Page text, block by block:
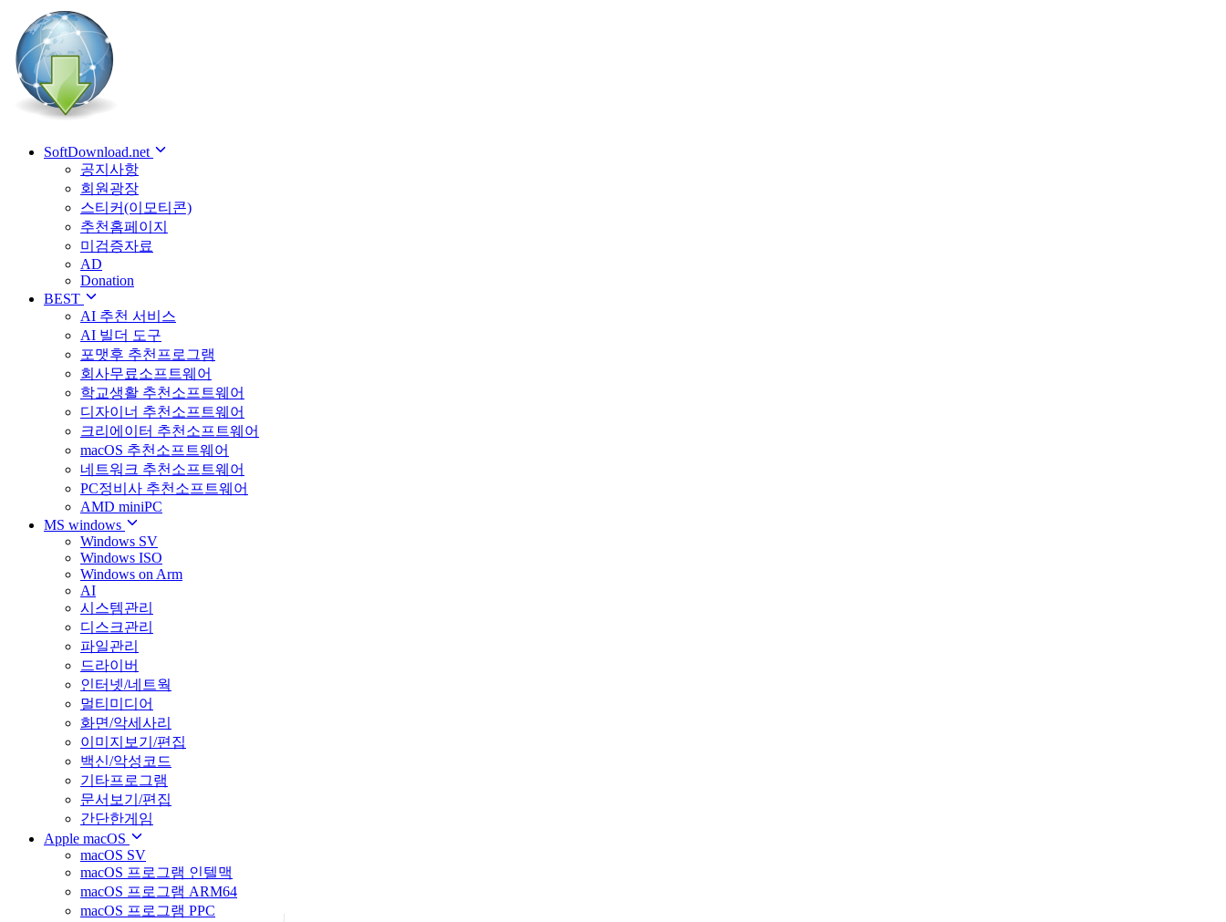
SoftDownload.net
공지사항
회원광장
스티커(이모티콘)
추천홈페이지
미검증자료
AD
Donation
BEST
AI 추천 서비스
AI 빌더 도구
포맷후 추천프로그램
회사무료소프트웨어
학교생활 추천소프트웨어
디자이너 추천소프트웨어
크리에이터 추천소프트웨어
macOS 추천소프트웨어
네트워크 추천소프트웨어
PC정비사 추천소프트웨어
AMD miniPC
MS windows
Windows SV
Windows ISO
Windows on Arm
AI
시스템관리
디스크관리
파일관리
드라이버
인터넷/네트웍
멀티미디어
화면/악세사리
이미지보기/편집
백신/악성코드
기타프로그램
문서보기/편집
간단한게임
Apple macOS
macOS SV
macOS 프로그램 인텔맥
macOS 프로그램 ARM64
macOS 프로그램 PPC